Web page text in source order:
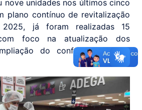
nove unidades nos últimos cinco
plano contínuo de revitalização
já foram realizadas 15
com foco na atualização dos
do conforto para os